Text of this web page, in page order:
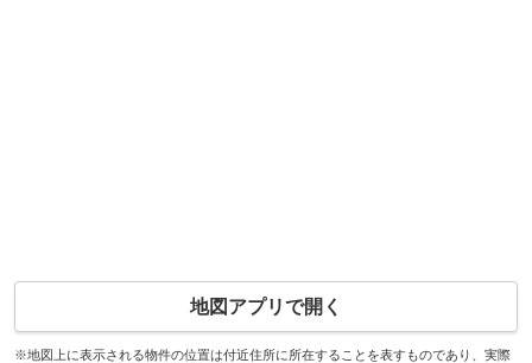
地図アプリで開く
※地図上に表示される物件の位置は付近住所に所在することを表すものであり、実際